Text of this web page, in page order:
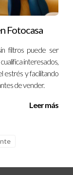
Fotocasa
filtros puede ser
interesados,
estrés y facilitando
de vender.
Leer más